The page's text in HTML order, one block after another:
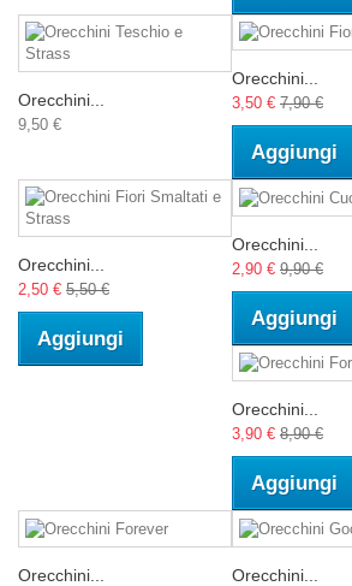
Orecchini...
9,50 €
Orecchini...
3,50 € 7,90 €
Aggiungi
Orecchini...
2,50 € 5,50 €
Aggiungi
Orecchini...
2,90 € 9,90 €
Aggiungi
Orecchini...
3,90 € 8,90 €
Aggiungi
Orecchini... Orecchini...